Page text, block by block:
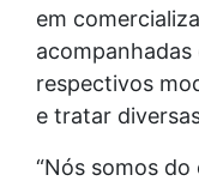
em
respectivos
e tratar
“Nós somos